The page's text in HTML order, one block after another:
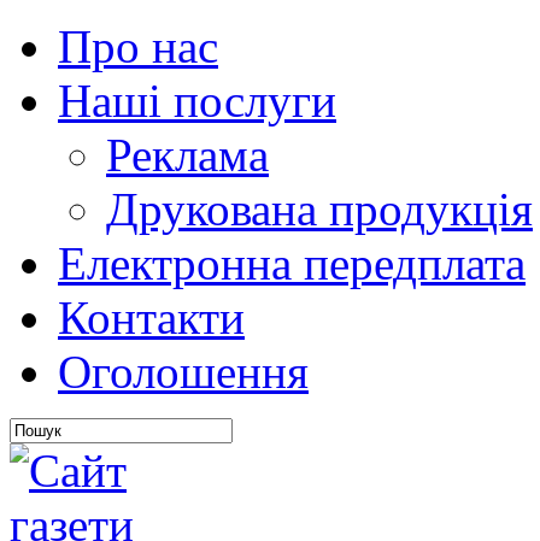
Про нас
Наші послуги
Реклама
Друкована продукція
Електронна передплата
Контакти
Оголошення